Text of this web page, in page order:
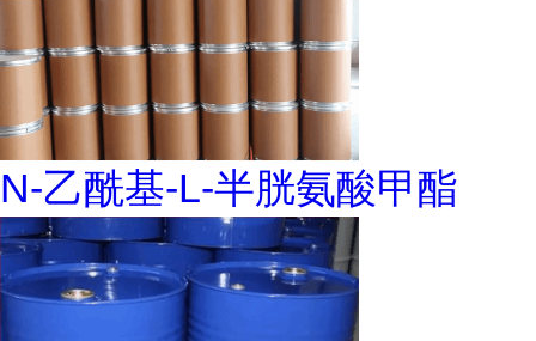
N-乙酰基-L-半胱氨酸甲酯